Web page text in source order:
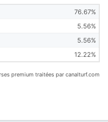
76.67%
5.56%
5.56%
12.22%
premium traitées par canalturf.com